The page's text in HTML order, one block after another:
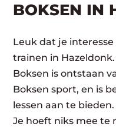
BOKSEN IN
Leuk dat je
trainen in Hazeldonk.
Boksen is ontstaan
Boksen sport, en is
lessen aan te bieden.
Je hoeft niks mee te